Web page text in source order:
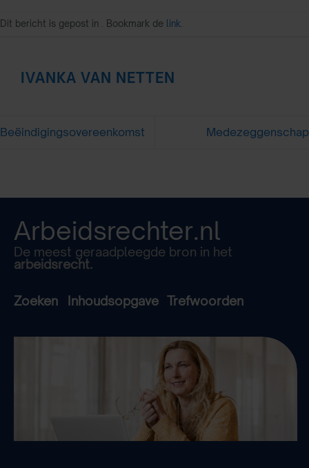
Dit bericht is gepost in . Bookmark de link.
IVANKA VAN NETTEN
Beëindigingsovereenkomst Medezeggenschap
Arbeidsrechter.nl
De meest geraadpleegde bron in het
arbeidsrecht.
Zoeken Inhoudsopgave Trefwoorden